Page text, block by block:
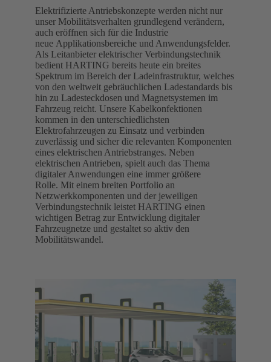
Elektrifizierte Antriebskonzepte werden nicht nur
unser Mobilitätsverhalten grundlegend verändern,
auch eröffnen sich für die Industrie
neue Applikationsbereiche und Anwendungsfelder.
Als Leitanbieter elektrischer Verbindungstechnik
bedient HARTING bereits heute ein breites
Spektrum im Bereich der Ladeinfrastruktur, welches
von den weltweit gebräuchlichen Ladestandards bis
hin zu Ladesteckdosen und Magnetsystemen im
Fahrzeug reicht. Unsere Kabelkonfektionen
kommen in den unterschiedlichsten
Elektrofahrzeugen zu Einsatz und verbinden
zuverlässig und sicher die relevanten Komponenten
eines elektrischen Antriebstranges. Neben
elektrischen Antrieben, spielt auch das Thema
digitaler Anwendungen eine immer größere
Rolle. Mit einem breiten Portfolio an
Netzwerkkomponenten und der jeweiligen
Verbindungstechnik leistet HARTING einen
wichtigen Betrag zur Entwicklung digitaler
Fahrzeugnetze und gestaltet so aktiv den
Mobilitätswandel.